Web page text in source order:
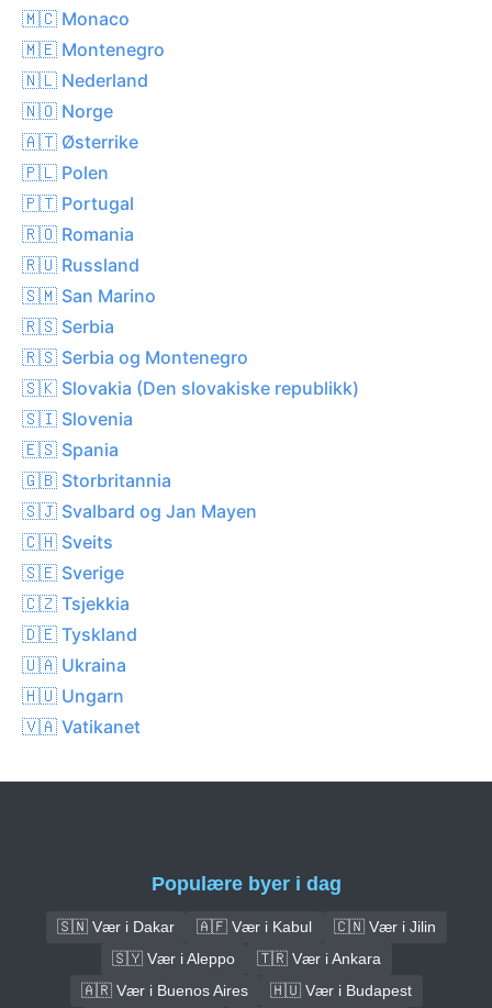
🇲🇨 Monaco
🇲🇪 Montenegro
🇳🇱 Nederland
🇳🇴 Norge
🇦🇹 Østerrike
🇵🇱 Polen
🇵🇹 Portugal
🇷🇴 Romania
🇷🇺 Russland
🇸🇲 San Marino
🇷🇸 Serbia
🇷🇸 Serbia og Montenegro
🇸🇰 Slovakia (Den slovakiske republikk)
🇸🇮 Slovenia
🇪🇸 Spania
🇬🇧 Storbritannia
🇸🇯 Svalbard og Jan Mayen
🇨🇭 Sveits
🇸🇪 Sverige
🇨🇿 Tsjekkia
🇩🇪 Tyskland
🇺🇦 Ukraina
🇭🇺 Ungarn
🇻🇦 Vatikanet
Populære byer i dag
🇸🇳 Vær i Dakar 🇦🇫 Vær i Kabul
🇨🇳 Vær i Jilin
🇸🇾 Vær i Aleppo
🇹🇷 Vær i Ankara
🇦🇷 Vær i Buenos Aires
🇭🇺 Vær i Budapest